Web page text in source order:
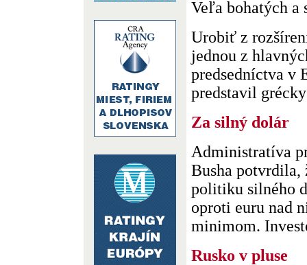
Veľa bohatých a
Urobiť z
jednou z
predsedníctva v
predstavil
Za silný dolár
Administratíva
Busha potvrdila,
politiku silného
oproti euru nad
minimom.
Rusko v pluse